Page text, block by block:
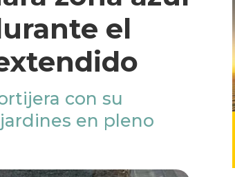
el
con su
en pleno